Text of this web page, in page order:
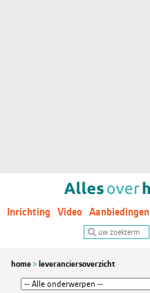
Inrichting Video Aanbiedingen
home leveranciersoverzicht